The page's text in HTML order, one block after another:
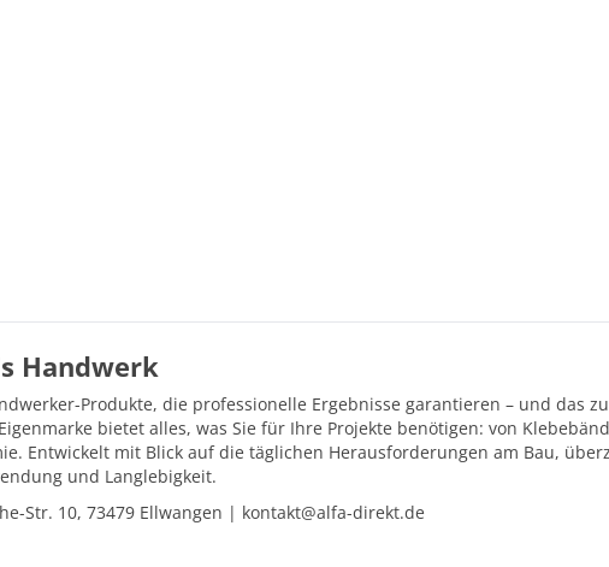
Handwerk
Produkte, die professionelle Ergebnisse garantieren – und das
bietet alles, was Sie für Ihre Projekte benötigen: von
Entwickelt mit Blick auf die täglichen Herausforderungen am Bau,
und Langlebigkeit.
Str. 10, 73479 Ellwangen | kontakt@alfa-direkt.de